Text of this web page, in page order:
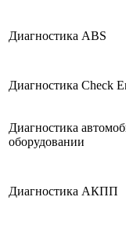
Диагностика ABS
Диагностика Check
Диагностика
оборудовании
Диагностика АКПП